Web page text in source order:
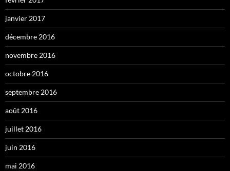
janvier 2017
décembre 2016
novembre 2016
octobre 2016
septembre 2016
août 2016
juillet 2016
juin 2016
mai 2016